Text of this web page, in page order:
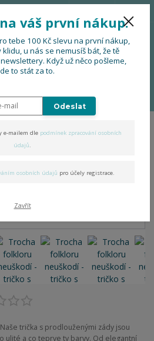
Menu
0 Kč
neuškodí -
zády
trička s prodlouženými zády jsou
ulité a co teprve ty barvy. Od elegantní
váš první nákup.
tebe 100 Kč slevu na první nákup,
u nás se nemusíš bát, že tě
Když už něco pošleme,
to stát za to.
Odeslat
e-mailem dle podmínek zpracování osobních
údajů.
osobních údajů pro účely registrace.
Zavřít